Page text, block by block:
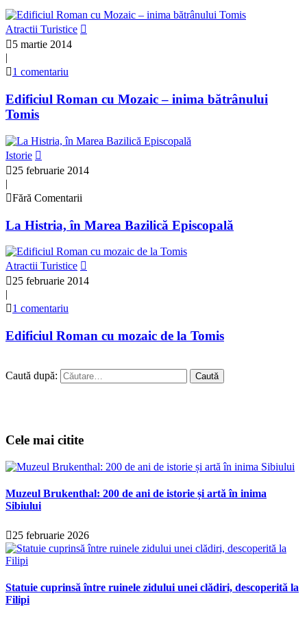
Atractii Turistice
5 martie 2014
|
1 comentariu
Edificiul Roman cu Mozaic – inima bătrânului
Tomis
Istorie
25 februarie 2014
|
Fără Comentarii
La Histria, în Marea Bazilică Episcopală
Atractii Turistice
25 februarie 2014
|
1 comentariu
Edificiul Roman cu mozaic de la Tomis
Caută după:
Cele mai citite
Muzeul Brukenthal: 200 de ani de istorie și artă în inima
Sibiului
25 februarie 2026
Statuie cuprinsă între ruinele zidului unei clădiri, descoperită la
Filipi